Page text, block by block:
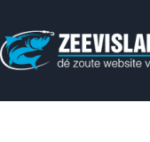
naar
de